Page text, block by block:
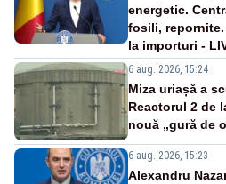
energetic.
fosili, repornite.
la importuri -
6 aug. 2026, 15:24
Miza uriașă a
Reactorul 2 de
nouă „gură de
6 aug. 2026, 15:23
Alexandru